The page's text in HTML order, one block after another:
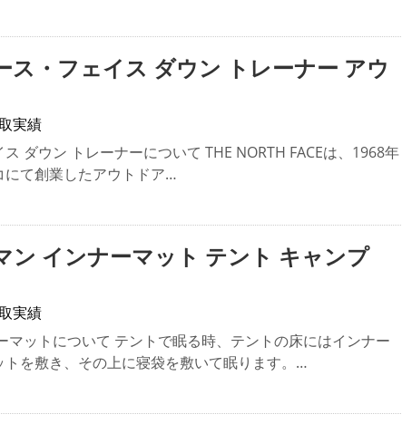
ス・フェイス ダウン トレーナー アウ
実績
ダウン トレーナーについて THE NORTH FACEは、1968年
にて創業したアウトドア…
ン インナーマット テント キャンプ
実績
マットについて テントで眠る時、テントの床にはインナー
トを敷き、その上に寝袋を敷いて眠ります。…